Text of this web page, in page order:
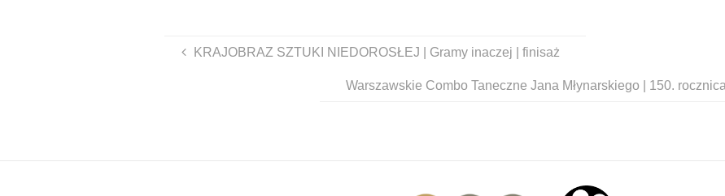
KRAJOBRAZ SZTUKI NIEDOROSŁEJ | Gramy inaczej | finisaż
Warszawskie Combo Taneczne Jana Młynarskiego | 150.